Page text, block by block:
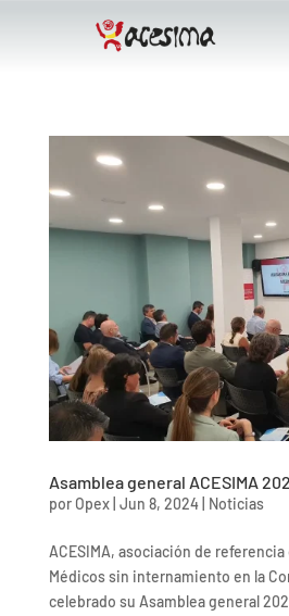
Asamblea general ACESIMA
por Opex| Jun 8, 2024| Noticias
ACESIMA, asociación de
Médicos sin internamiento en la
celebrado su Asamblea general